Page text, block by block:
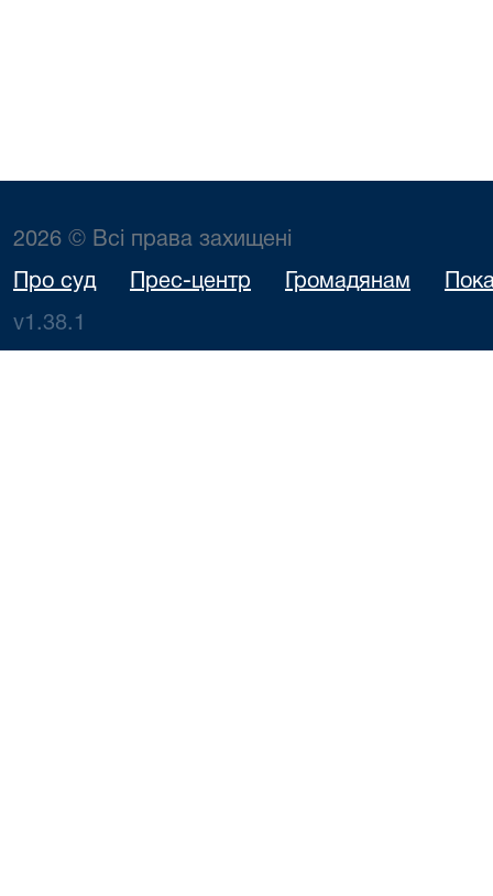
2026 © Всі права захищені
Про суд Прес-центр Громадянам
v1.38.1